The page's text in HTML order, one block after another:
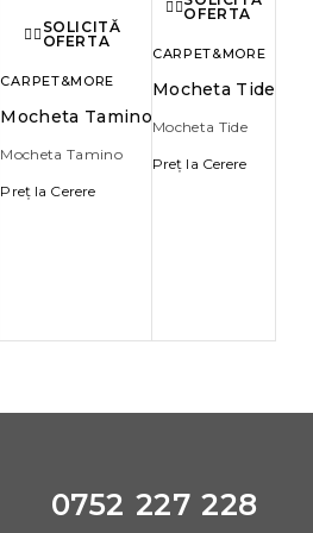
SOLICITĂ
OFERTA
CARPET&MORE
Mocheta Tamino
Mocheta Tamino
Preț la Cerere
OFERTA
CARPET&MORE
Mocheta Tide
Mocheta Tide
Preț la Cerere
0752 227 228